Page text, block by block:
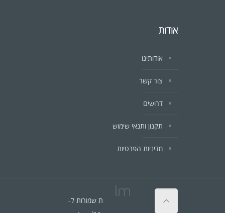
אודות
אודותינו
צור קשר
דרושים
תקנון ותנאי שימוש
מדיניות הפרטיות
© כל הזכויות שמורות ל-